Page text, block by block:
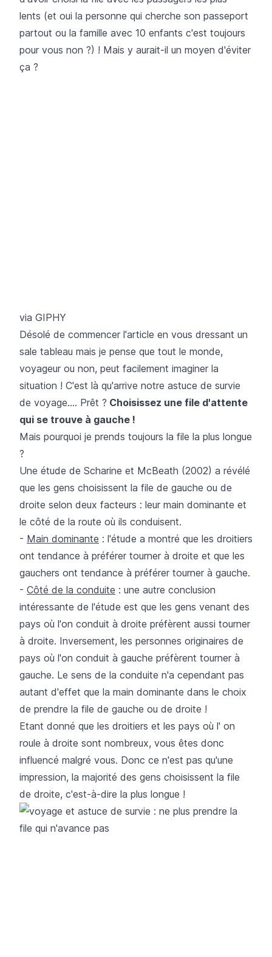
lents (et oui la personne qui cherche son passeport
partout ou la famille avec 10 enfants c'est toujours
pour vous non ?) ! Mais y aurait-il un moyen d'éviter
ça ?
via GIPHY
Désolé de commencer l'article en vous dressant un
sale tableau mais je pense que tout le monde,
voyageur ou non, peut facilement imaginer la
situation ! C'est là qu'arrive notre astuce de survie
de voyage.... Prêt ? Choisissez une file d'attente
qui se trouve à gauche !
Mais pourquoi je prends toujours la file la plus longue
?
Une étude de Scharine et McBeath (2002) a révélé
que les gens choisissent la file de gauche ou de
droite selon deux facteurs : leur main dominante et
le côté de la route où ils conduisent.
- Main dominante : l'étude a montré que les droitiers
ont tendance à préférer tourner à droite et que les
gauchers ont tendance à préférer tourner à gauche.
- Côté de la conduite : une autre conclusion
intéressante de l'étude est que les gens venant des
pays où l'on conduit à droite préfèrent aussi tourner
à droite. Inversement, les personnes originaires de
pays où l'on conduit à gauche préfèrent tourner à
gauche. Le sens de la conduite n'a cependant pas
autant d'effet que la main dominante dans le choix
de prendre la file de gauche ou de droite !
Etant donné que les droitiers et les pays où l' on
roule à droite sont nombreux, vous êtes donc
influencé malgré vous. Donc ce n'est pas qu'une
impression, la majorité des gens choisissent la file
de droite, c'est-à-dire la plus longue !